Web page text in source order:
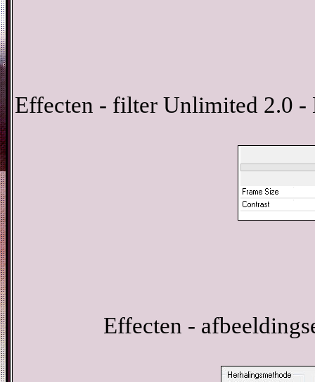
Effecten - filter Unlimited 2.0 -
Effecten -